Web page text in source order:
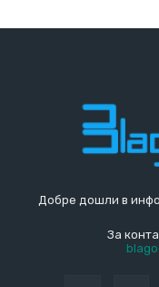
Добре дошли в
За